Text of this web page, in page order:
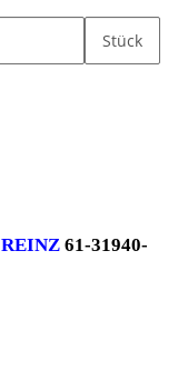
Stück
REINZ 61-31940-